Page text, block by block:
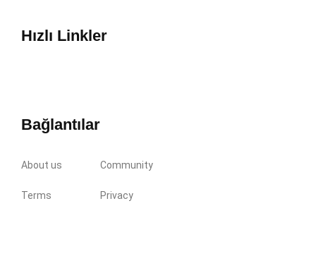
Hızlı Linkler
Bağlantılar
About us Community
Terms Privacy